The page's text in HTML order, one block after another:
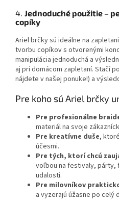
4. Jednoduché použitie –
copíky
Ariel brčky sú ideálne na
tvorbu copíkov s otvorenými
manipulácia jednoduchá a
aj pri domácom zapletaní. Stačí
nájdete v našej ponuke!) a
Pre koho sú Ariel brčky
Pre profesionálne
materiál na svoje
Pre kreatívne duše,
účesmi.
Pre tých, ktorí chcú
voľbou na festivaly, párty,
udalosti.
Pre milovníkov
a vyzerajú úžasne po celý